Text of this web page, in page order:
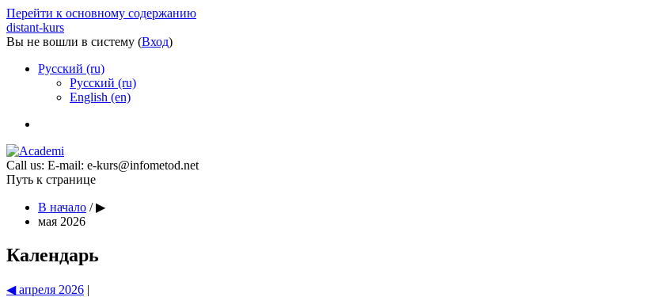
Перейти к основному содержанию
distant-kurs
Вы не вошли в систему (Вход)
Русский ‎(ru)‎
Русский ‎(ru)‎
English ‎(en)‎
Call us: E-mail: e-kurs@infometod.net
Путь к странице
В начало / ▶︎
мая 2026
Календарь
◀︎ апреля 2026 |